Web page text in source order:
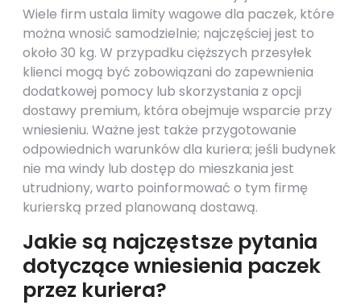
Wiele firm ustala limity wagowe dla paczek, które
można wnosić samodzielnie; najczęściej jest to
około 30 kg. W przypadku cięższych przesyłek
klienci mogą być zobowiązani do zapewnienia
dodatkowej pomocy lub skorzystania z opcji
dostawy premium, która obejmuje wsparcie przy
wniesieniu. Ważne jest także przygotowanie
odpowiednich warunków dla kuriera; jeśli budynek
nie ma windy lub dostęp do mieszkania jest
utrudniony, warto poinformować o tym firmę
kurierską przed planowaną dostawą.
Jakie są najczęstsze pytania
dotyczące wniesienia paczek
przez kuriera?